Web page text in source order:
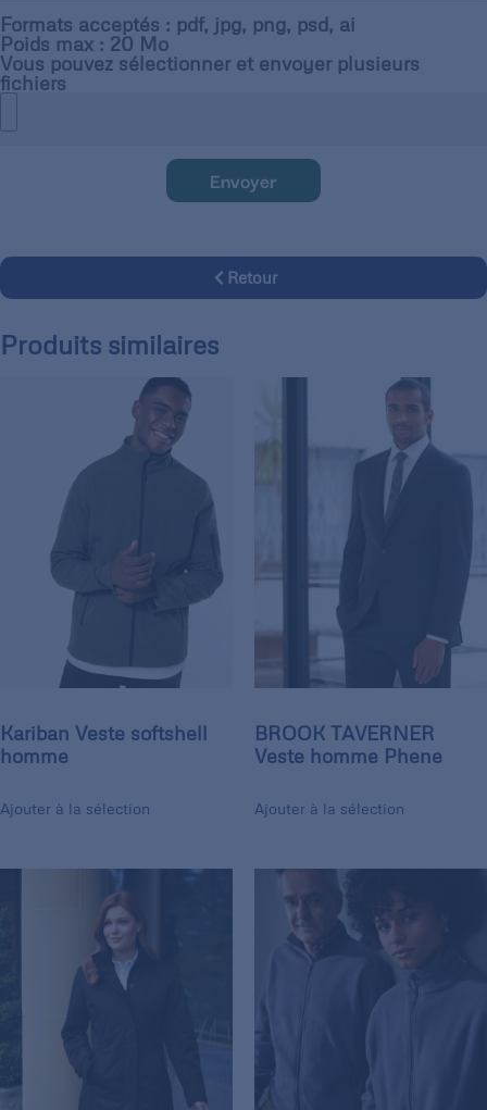
Formats acceptés : pdf, jpg, png, psd, ai
Poids max : 20 Mo
Vous pouvez sélectionner et envoyer plusieurs
fichiers
Envoyer
Retour
Produits similaires
Kariban Veste softshell
homme
Ajouter à la sélection
BROOK TAVERNER
Veste homme Phene
Ajouter à la sélection